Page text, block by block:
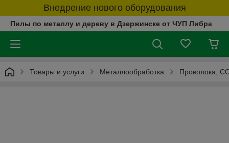
Внедрение нового оборудования
Пилы по металлу и дереву в Дзержинске от ЧУП Либра
Товары и услуги Металлообработка Проволока,